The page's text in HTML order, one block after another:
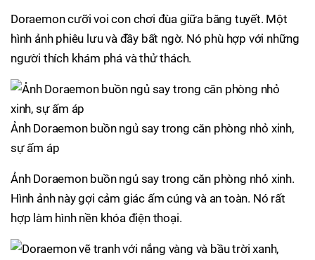
Doraemon cưỡi voi con chơi đùa giữa băng tuyết. Một
hình ảnh phiêu lưu và đầy bất ngờ. Nó phù hợp với những
người thích khám phá và thử thách.
Ảnh Doraemon buồn ngủ say trong căn phòng nhỏ xinh,
sự ấm áp
Ảnh Doraemon buồn ngủ say trong căn phòng nhỏ xinh.
Hình ảnh này gợi cảm giác ấm cúng và an toàn. Nó rất
hợp làm hình nền khóa điện thoại.